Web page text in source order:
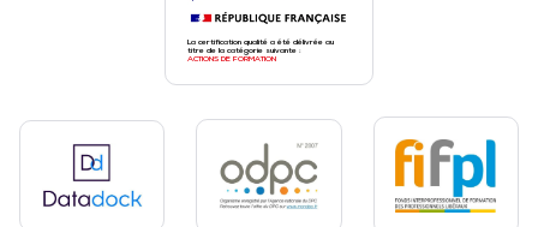
La certification qualité a été délivrée au
titre de la catégorie suivante :
ACTIONS DE FORMATION